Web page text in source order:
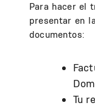
Para hacer el
presentar en
documentos:
Tu